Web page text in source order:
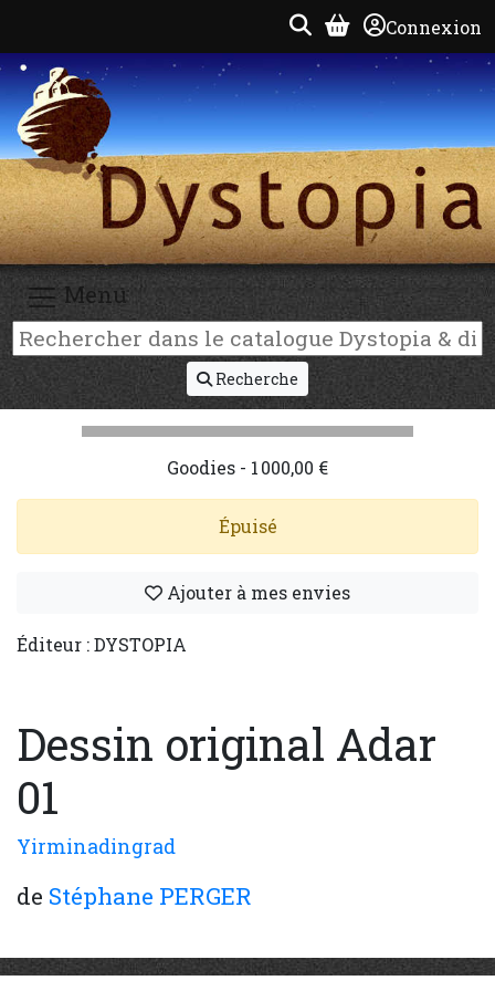
Connexion
Menu
Recherche
Goodies - 1 000,00 €
Épuisé
Ajouter à mes envies
Éditeur : DYSTOPIA
Dessin original Adar
01
Yirminadingrad
de Stéphane PERGER